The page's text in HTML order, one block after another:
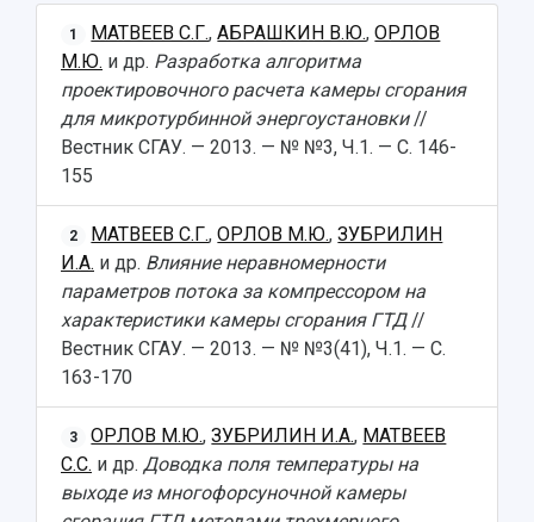
1 МАТВЕЕВ С.Г.,АБРАШКИН В.Ю.,ОРЛОВ
М.Ю. и др. Разработка алгоритма
проектировочного расчета камеры сгорания
для микротурбинной энергоустановки//
Вестник СГАУ. — 2013. — № №3, Ч.1. — С. 146-
155
2 МАТВЕЕВ С.Г.,ОРЛОВ М.Ю.,ЗУБРИЛИН
И.А. и др. Влияние неравномерности
параметров потока за компрессором на
характеристики камеры сгорания ГТД//
Вестник СГАУ. — 2013. — № №3(41), Ч.1. — С.
163-170
3 ОРЛОВ М.Ю.,ЗУБРИЛИН И.А., МАТВЕЕВ
С.С. и др. Доводка поля температуры на
выходе из многофорсуночной камеры